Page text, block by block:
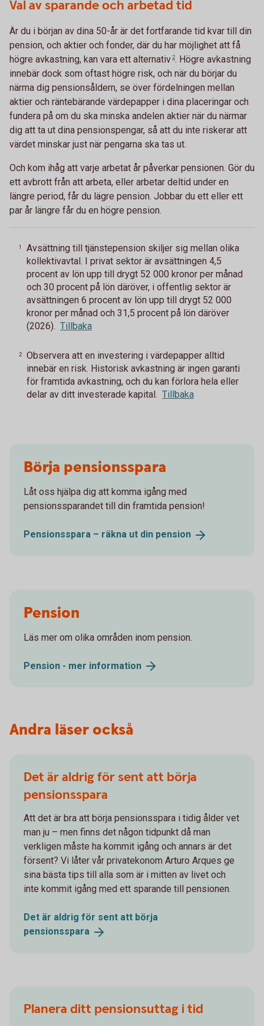
Val av sparande och arbetad tid
Är du i början av dina 50-år är det fortfarande tid kvar till din
pension, och aktier och fonder, där du har möjlighet att få
högre avkastning, kan vara ett alternativ 2. Högre avkastning
innebär dock som oftast högre risk, och när du börjar du
närma dig pensionsåldern, se över fördelningen mellan
aktier och räntebärande värdepapper i dina placeringar och
fundera på om du ska minska andelen aktier när du närmar
dig att ta ut dina pensionspengar, så att du inte riskerar att
värdet minskar just när pengarna ska tas ut.
Och kom ihåg att varje arbetat år påverkar pensionen. Gör du
ett avbrott från att arbeta, eller arbetar deltid under en
längre period, får du lägre pension. Jobbar du ett eller ett
par år längre får du en högre pension.
1
Avsättning till tjänstepension skiljer sig mellan olika
kollektivavtal. I privat sektor är avsättningen 4,5
procent av lön upp till drygt 52 000 kronor per månad
och 30 procent på lön däröver, i offentlig sektor är
avsättningen 6 procent av lön upp till drygt 52 000
kronor per månad och 31,5 procent på lön däröver
(2026). Tillbaka
2
Observera att en investering i värdepapper alltid
innebär en risk. Historisk avkastning är ingen garanti
för framtida avkastning, och du kan förlora hela eller
delar av ditt investerade kapital. Tillbaka
Börja pensionsspara
Låt oss hjälpa dig att komma igång med
pensionssparandet till din framtida pension!
Pensionsspara – räkna ut din pension
Pension
Läs mer om olika områden inom pension.
Pension - mer information
Andra läser också
Det är aldrig för sent att börja
pensionsspara
Att det är bra att börja pensionsspara i tidig ålder vet
man ju – men finns det någon tidpunkt då man
verkligen måste ha kommit igång och annars är det
försent? Vi låter vår privatekonom Arturo Arques ge
sina bästa tips till alla som är i mitten av livet och
inte kommit igång med ett sparande till pensionen.
Det är aldrig för sent att börja
pensionsspara
Planera ditt pensionsuttag i tid